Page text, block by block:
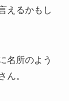
えるかもし
名所のよう
ん。